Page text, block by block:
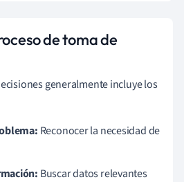
de toma de
generalmente incluye los
Reconocer la necesidad de
Buscar datos relevantes